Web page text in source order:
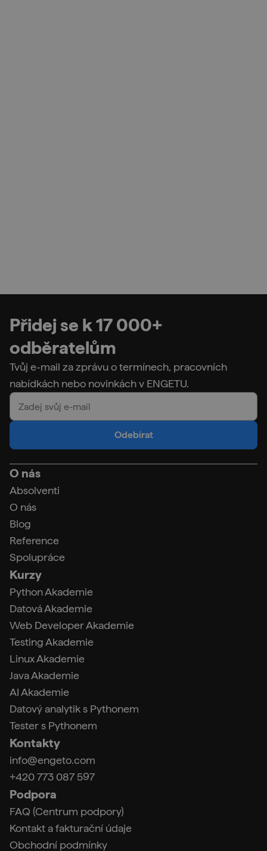
Přidej se k 17 000+
odběratelům
Tvůj e-mail za zprávu o termínech, pracovních
nabídkách nebo novinkách v ENGETU.
Odebírat
O nás
Absolventi
O nás
Blog
Reference
Spolupráce
Kurzy
Python Akademie
Datová Akademie
Web Developer Akademie
Testing Akademie
Linux Akademie
Java Akademie
AI Akademie
Datový analytik s Pythonem
Tester s Pythonem
Kontakty
info@engeto.com
+420 773 087 597
Podpora
FAQ (Centrum podpory)
Kontakt a fakturační údaje
Obchodní podmínky